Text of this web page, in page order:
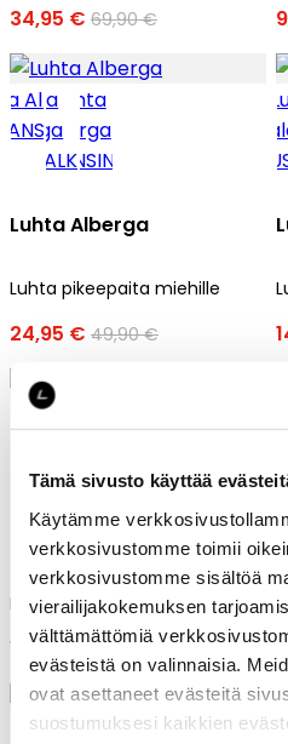
Tämä sivusto käyttää
Käytämme
verkkosivustomme toimii
verkkosivustomme sisältöä
vierailijakokemuksen
välttämättömiä
evästeistä on valinnaisia.
ovat asettaneet evästeitä
suostumuksesi kaikkien
34,95 € 69,90 €
Luhta Alberga
Luhta pikeepaita miehille
24,95 € 49,90 €
Luhta Ihanne
Luhta toppi naisille
14,95 € 29,90 €